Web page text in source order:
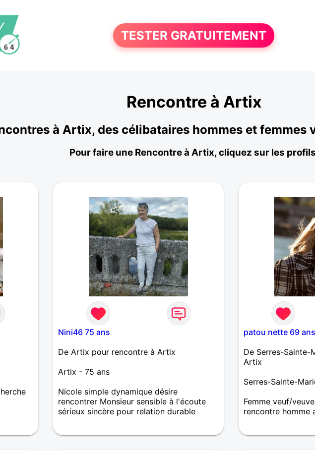
TESTER GRATUITEMENT
Rencontre à Artix
à Artix, des célibataires hommes et femmes
Pour faire une Rencontre à Artix, cliquez sur les
Nini46 75 ans
De Artix pour rencontre à Artix
Artix - 75 ans
Nicole simple dynamique désire
rencontrer Monsieur sensible à l'écoute
sérieux sincère pour relation durable
patou nette 69 ans
De Serres-Sainte-
Artix
Serres-Sainte-
Femme veuf/
rencontre homme
l'humour, aimerait